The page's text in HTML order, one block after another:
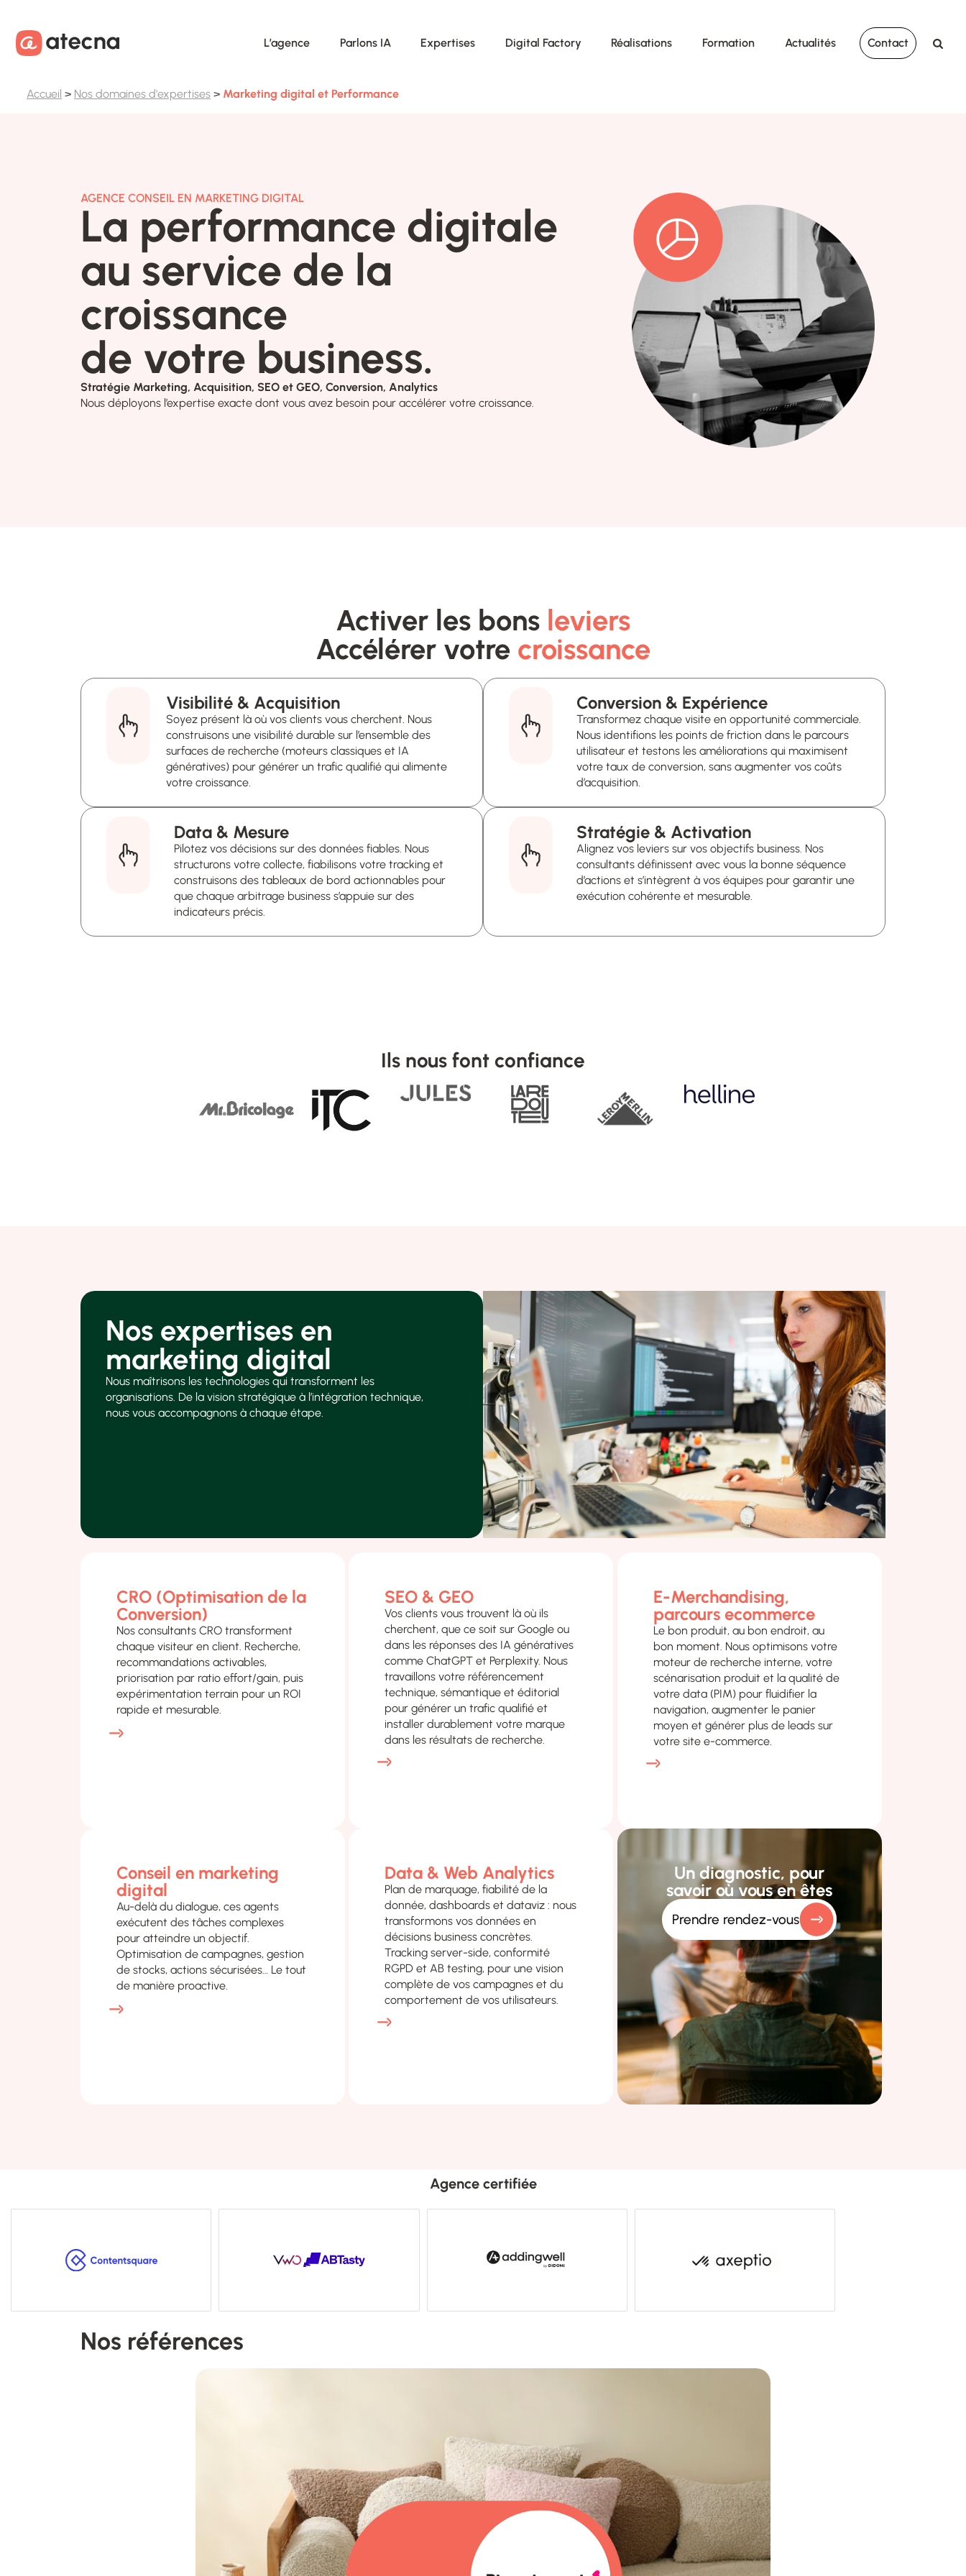
L’agence Parlons IA Expertises Digital Factory Réalisations Formation Actualités Contact
Accueil > Nos domaines d'expertises > Marketing digital et Performance
AGENCE CONSEIL EN MARKETING DIGITAL
La performance digitale
au service de la
croissance
de votre business.
Stratégie Marketing, Acquisition, SEO et GEO, Conversion, Analytics
Nous déployons l’expertise exacte dont vous avez besoin pour accélérer votre croissance.
Activer les bons leviers
Accélérer votre croissance
Visibilité & Acquisition
Soyez présent là où vos clients vous cherchent. Nous
construisons une visibilité durable sur l’ensemble des
surfaces de recherche (moteurs classiques et IA
génératives) pour générer un trafic qualifié qui alimente
votre croissance.
Conversion & Expérience
Transformez chaque visite en opportunité commerciale.
Nous identifions les points de friction dans le parcours
utilisateur et testons les améliorations qui maximisent
votre taux de conversion, sans augmenter vos coûts
d’acquisition.
Data & Mesure
Pilotez vos décisions sur des données fiables. Nous
structurons votre collecte, fiabilisons votre tracking et
construisons des tableaux de bord actionnables pour
que chaque arbitrage business s’appuie sur des
indicateurs précis.
Stratégie & Activation
Alignez vos leviers sur vos objectifs business. Nos
consultants définissent avec vous la bonne séquence
d’actions et s’intègrent à vos équipes pour garantir une
exécution cohérente et mesurable.
Ils nous font confiance
Nos expertises en
marketing digital
Nous maîtrisons les technologies qui transforment les
organisations. De la vision stratégique à l’intégration technique,
nous vous accompagnons à chaque étape.
CRO (Optimisation de la
Conversion)​
Nos consultants CRO transforment
chaque visiteur en client. Recherche,
recommandations activables,
priorisation par ratio effort/gain, puis
expérimentation terrain pour un ROI
rapide et mesurable.
SEO & GEO
Vos clients vous trouvent là où ils
cherchent, que ce soit sur Google ou
dans les réponses des IA génératives
comme ChatGPT et Perplexity. Nous
travaillons votre référencement
technique, sémantique et éditorial
pour générer un trafic qualifié et
installer durablement votre marque
dans les résultats de recherche.
E-Merchandising,
parcours ecommerce
Le bon produit, au bon endroit, au
bon moment. Nous optimisons votre
moteur de recherche interne, votre
scénarisation produit et la qualité de
votre data (PIM) pour fluidifier la
navigation, augmenter le panier
moyen et générer plus de leads sur
votre site e-commerce.
Conseil en marketing
digital​
Au-delà du dialogue, ces agents
exécutent des tâches complexes
pour atteindre un objectif.
Optimisation de campagnes, gestion
de stocks, actions sécurisées… Le tout
de manière proactive.
Data & Web Analytics
Plan de marquage, fiabilité de la
donnée, dashboards et dataviz : nous
transformons vos données en
décisions business concrètes.
Tracking server-side, conformité
RGPD et AB testing, pour une vision
complète de vos campagnes et du
comportement de vos utilisateurs.
Un diagnostic, pour
Prendre rendez-vous
Agence certifiée
Nos références